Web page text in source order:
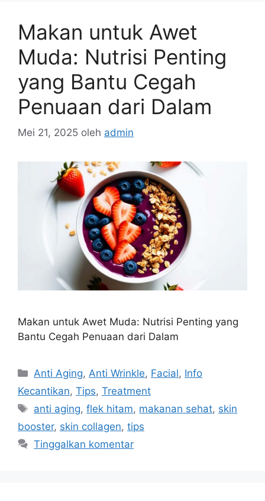
Makan untuk Awet
Muda: Nutrisi Penting
yang Bantu Cegah
Penuaan dari Dalam
Mei 21, 2025 oleh admin
Makan untuk Awet Muda: Nutrisi Penting yang
Bantu Cegah Penuaan dari Dalam
Anti Aging,Anti Wrinkle, Facial, Info
Kecantikan, Tips, Treatment
anti aging,flek hitam, makanan sehat, skin
booster, skin collagen, tips
Tinggalkan komentar